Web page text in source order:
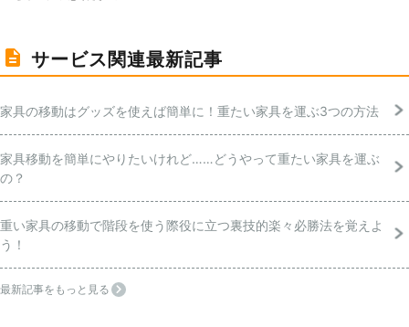
サービス関連最新記事
家具の移動はグッズを使えば簡単に！重たい家具を運ぶ3つの方法
家具移動を簡単にやりたいけれど……どうやって重たい家具を運ぶ
の？
重い家具の移動で階段を使う際役に立つ裏技的楽々必勝法を覚えよ
う！
最新記事をもっと見る